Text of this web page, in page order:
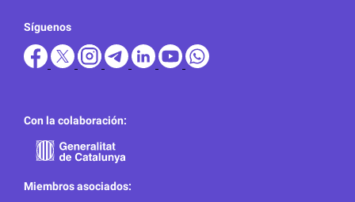
Síguenos
Con la colaboración:
Miembros asociados: